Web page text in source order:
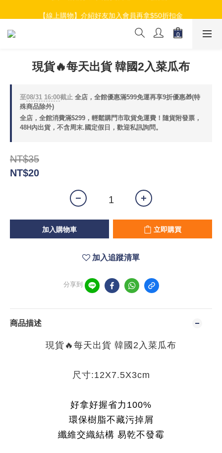
【線上購物】介紹好友加入會員再拿$50折扣金
【線上購物】加入會員就送$100元購物金
現貨🔥每天出貨 韓國2入菜瓜布
至08/31 16:00截止 全店，全館優惠滿599免運再享9折優惠🎁(特
殊商品除外)
全店，全館消費滿$299，輕鬆購門市取貨免運費！隨貨附發票，
48H內出貨，不含周末.國定假日，歡迎私訊詢問。
NT$35
NT$20
加入購物車 立即購買
加入追蹤清單
分享到
商品描述
現貨🔥每天出貨 韓國2入菜瓜布
尺寸:12X7.5X3cm
好拿好握省力100%
環保樹脂不藏污掉屑
纖維交織結構 易乾不發霉